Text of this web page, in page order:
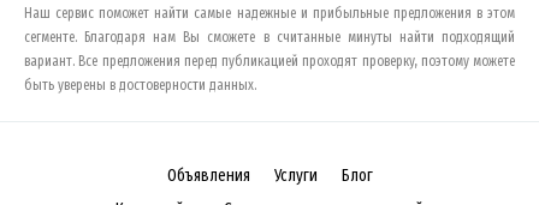
Наш сервис поможет найти самые надежные и прибыльные предложения в этом
сегменте. Благодаря нам Вы сможете в считанные минуты найти подходящий
вариант. Все предложения перед публикацией проходят проверку, поэтому можете
быть уверены в достоверности данных.
Объявления Услуги
Блог